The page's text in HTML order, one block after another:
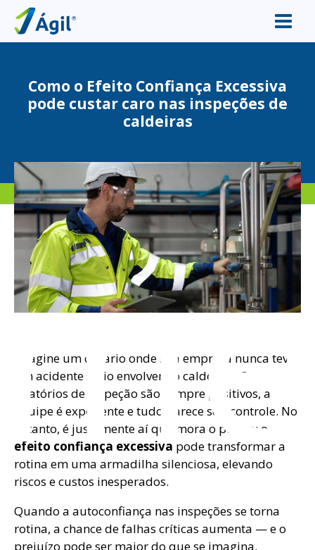
Como o Efeito Confiança Excessiva
pode custar caro nas inspeções de
caldeiras
Imagine um cenário onde sua empresa nunca teve
um acidente sério envolvendo caldeiras. Os
relatórios de inspeção são sempre positivos, a
equipe é experiente e tudo parece sob controle. No
entanto, é justamente aí que mora o perigo: o
efeito confiança excessiva pode transformar a
rotina em uma armadilha silenciosa, elevando
riscos e custos inesperados.
Quando a autoconfiança nas inspeções se torna
rotina, a chance de falhas críticas aumenta — e o
prejuízo pode ser maior do que se imagina.